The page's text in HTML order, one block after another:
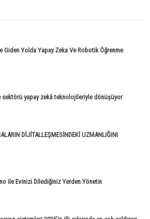
Giden Yolda Yapay Zeka Ve Robotik Öğrenme
sektörü yapay zekâ teknolojileriyle dönüşüyor
DİJİTALLEŞMESİNDEKİ UZMANLIĞINI
ile Evinizi Dilediğiniz Yerden Yönetin